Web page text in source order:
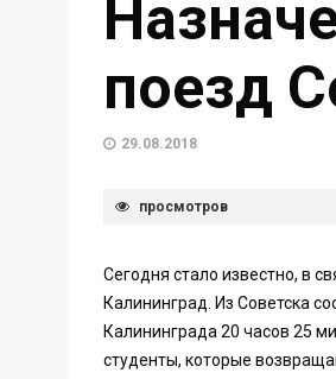
поезд
29.08.2018
просмотров
Сегодня стало известно, в
Калининград. Из Советска
Калининграда 20 часов 25
студенты, которые